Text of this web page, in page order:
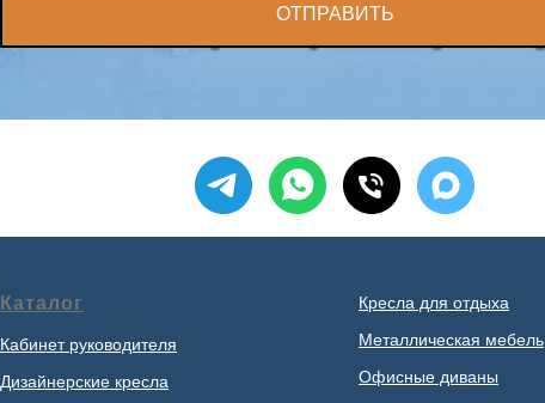
ОТПРАВИТЬ
Каталог
Кабинет руководителя
Дизайнерские кресла
Кресла для отдыха
Металлическая мебель
Офисные диваны